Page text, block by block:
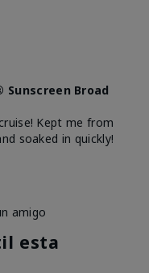
Sunscreen Broad
Kept me from
soaked in quickly!
amigo
esta